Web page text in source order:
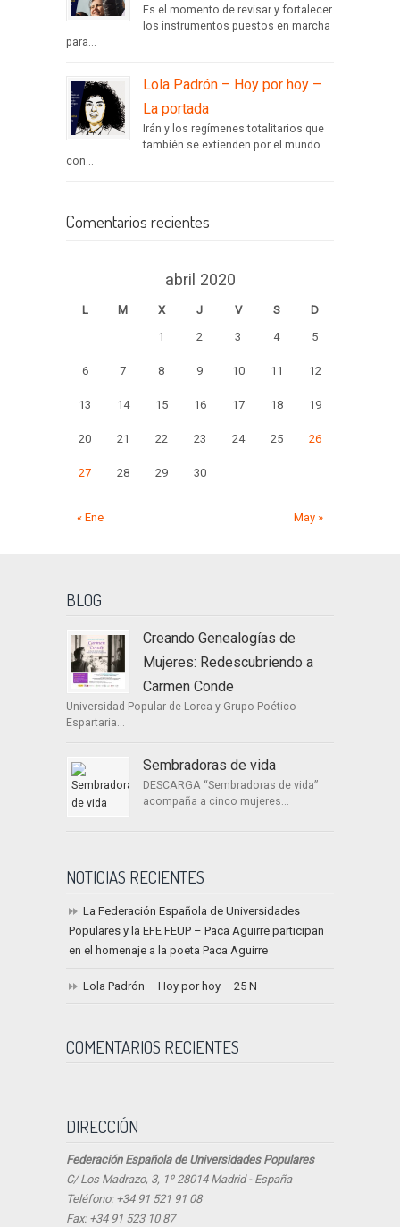
Es el momento de revisar y fortalecer
los instrumentos puestos en marcha
para...
Lola Padrón – Hoy por hoy –
La portada
Irán y los regímenes totalitarios que
también se extienden por el mundo
con...
Comentarios recientes
abril 2020
L M X J V S
D
1
2 3 4 5
6 7 8 9 10 11 12
13 14 15 16 17 18 19
20 21 22 23 24 25 26
27 28 29 30
« Ene May »
BLOG
Creando Genealogías de
Mujeres: Redescubriendo a
Carmen Conde
Universidad Popular de Lorca y Grupo Poético
Espartaria...
Sembradoras de vida
DESCARGA “Sembradoras de vida”
acompaña a cinco mujeres...
NOTICIAS RECIENTES
La Federación Española de Universidades
Populares y la EFE FEUP – Paca Aguirre participan
en el homenaje a la poeta Paca Aguirre
Lola Padrón – Hoy por hoy – 25 N
COMENTARIOS RECIENTES
DIRECCIÓN
Federación Española de Universidades Populares
C/ Los Madrazo, 3, 1º 28014 Madrid - España
Teléfono: +34 91 521 91 08
Fax: +34 91 523 10 87